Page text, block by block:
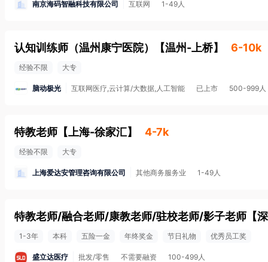
南京海码智融科技有限公司 互联网 1-49人
认知训练师（温州康宁医院） 【温州-上桥】 6-10k
经验不限 大专
脑动极光 互联网医疗,云计算/大数据,人工智能 已上市 500-999人
特教老师 【 上海-徐家汇】 4-7k
经验不限 大专
上海爱达安管理咨询有限公司 其他商务服务业 1-49人
特教老师/融合老师/康教老师/驻校老师/影子老师 【
1-3年 本科 五险一金 年终奖金 节日礼物 优秀员工奖
盛立达医疗 批发/零售 不需要融资 100-499人